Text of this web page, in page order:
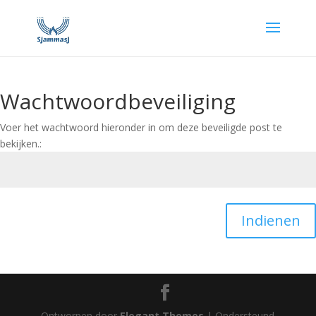
Wachtwoordbeveiliging
Voer het wachtwoord hieronder in om deze beveiligde post te
bekijken.:
Indienen